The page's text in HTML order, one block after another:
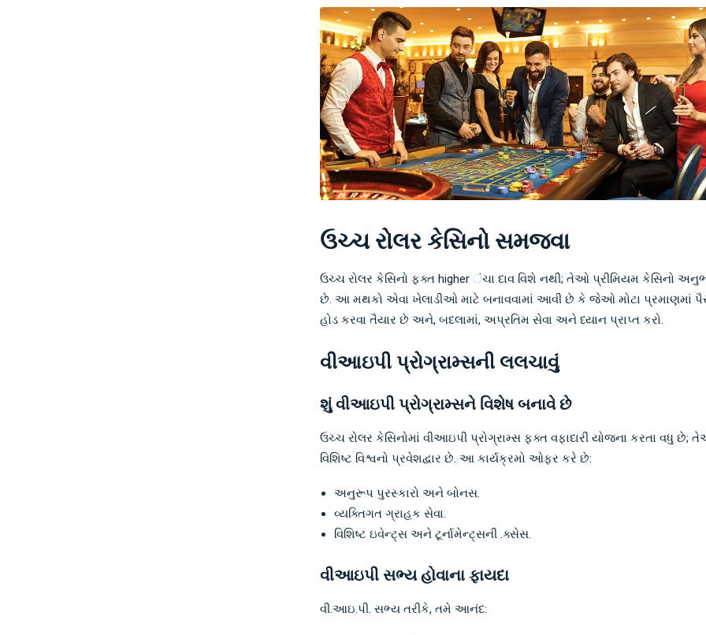
ઉચ્ચ રોલર કેસિનો સમજવા
ઉચ્ચ રોલર કેસિનો ફક્ત higher ંચા દાવ વિશે નથી; તેઓ પ્રીમિયમ કેસિનો
છે. આ મથકો એવા ખેલાડીઓ માટે બનાવવામાં આવી છે કે જેઓ મોટા પ્રમાણમાં
હોડ કરવા તૈયાર છે અને, બદલામાં, અપ્રતિમ સેવા અને ધ્યાન પ્રાપ્ત કરો.
વીઆઇપી પ્રોગ્રામ્સની લલચાવું
શું વીઆઇપી પ્રોગ્રામ્સને વિશેષ બનાવે છે
ઉચ્ચ રોલર કેસિનોમાં વીઆઇપી પ્રોગ્રામ્સ ફક્ત વફાદારી યોજના કરતા વધુ
વિશિષ્ટ વિશ્વનો પ્રવેશદ્વાર છે. આ કાર્યક્રમો ઓફર કરે છે:
અનુરૂપ પુરસ્કારો અને બોનસ.
વ્યક્તિગત ગ્રાહક સેવા.
વિશિષ્ટ ઇવેન્ટ્સ અને ટૂર્નામેન્ટ્સની .ક્સેસ.
વીઆઇપી સભ્ય હોવાના ફાયદા
વી.આઇ.પી. સભ્ય તરીકે, તમે આનંદ: